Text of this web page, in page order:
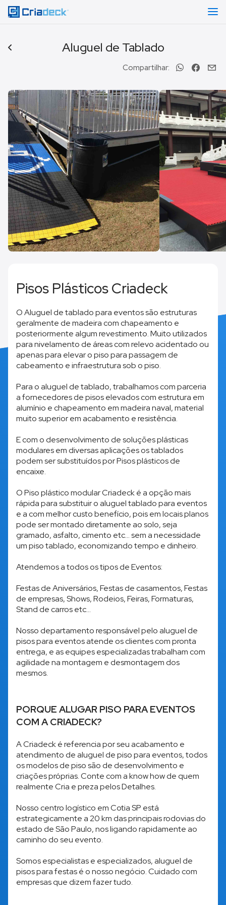
Aluguel de Tablado
Compartilhar:
Pisos Plásticos Criadeck
O Aluguel de tablado para eventos são estruturas
geralmente de madeira com chapeamento e
posteriormente algum revestimento. Muito utilizados
para nivelamento de áreas com relevo acidentado ou
apenas para elevar o piso para passagem de
cabeamento e infraestrutura sob o piso.
Para o aluguel de tablado, trabalhamos com parceria
a fornecedores de pisos elevados com estrutura em
alumínio e chapeamento em madeira naval, material
muito superior em acabamento e resistência.
E com o desenvolvimento de soluções plásticas
modulares em diversas aplicações os tablados
podem ser substituídos por Pisos plásticos de
encaixe.
O Piso plástico modular Criadeck é a opção mais
rápida para substituir o aluguel tablado para eventos
e a com melhor custo benefício, pois em locais planos
pode ser montado diretamente ao solo, seja
gramado, asfalto, cimento etc... sem a necessidade
um piso tablado, economizando tempo e dinheiro.
Atendemos a todos os tipos de Eventos:
Festas de Aniversários, Festas de casamentos, Festas
de empresas, Shows, Rodeios, Feiras, Formaturas,
Stand de carros etc...
Nosso departamento responsável pelo aluguel de
pisos para eventos atende os clientes com pronta
entrega, e as equipes especializadas trabalham com
agilidade na montagem e desmontagem dos
mesmos.
PORQUE ALUGAR PISO PARA EVENTOS
COM A CRIADECK?
A Criadeck é referencia por seu acabamento e
atendimento de aluguel de piso para eventos, todos
os modelos de piso são de desenvolvimento e
criações próprias. Conte com a know how de quem
realmente Cria e preza pelos Detalhes.
Nosso centro logístico em Cotia SP está
estrategicamente a 20 km das principais rodovias do
estado de São Paulo, nos ligando rapidamente ao
caminho do seu evento.
Somos especialistas e especializados, aluguel de
pisos para festas é o nosso negócio. Cuidado com
empresas que dizem fazer tudo.